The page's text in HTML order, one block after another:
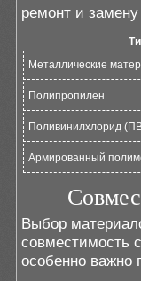
ремонт и
Металлические
Полипропилен
Поливинилхлорид
Армированный
Выбор
совместимость
особенно важно